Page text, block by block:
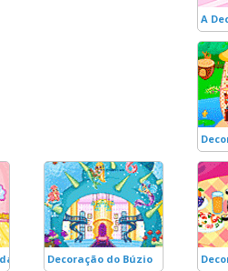
A
Boneca RoDecoração do Búzio